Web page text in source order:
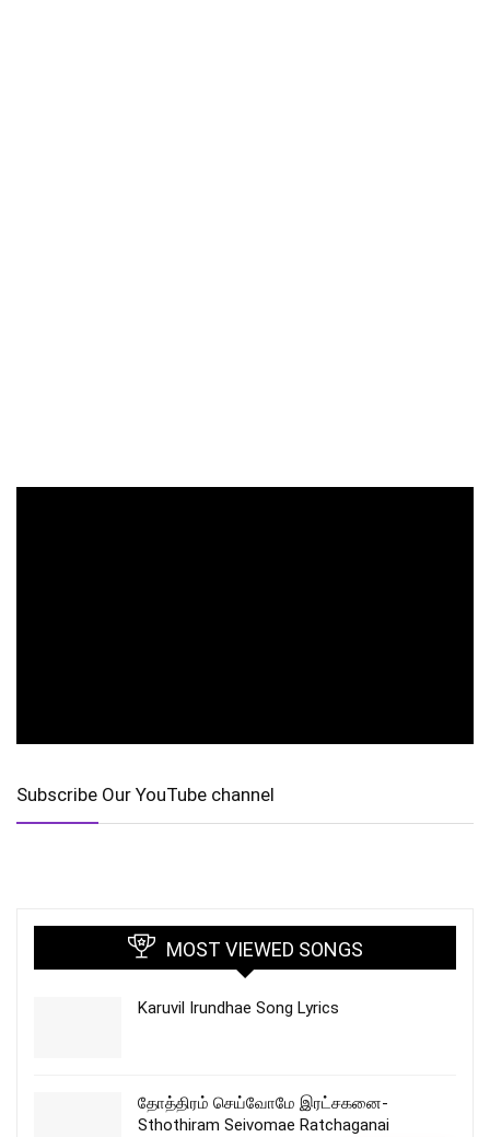
Subscribe Our YouTube channel
MOST VIEWED SONGS
Karuvil Irundhae Song Lyrics
தோத்திரம் செய்வோமே இரட்சகனை-
Sthothiram Seivomae Ratchaganai